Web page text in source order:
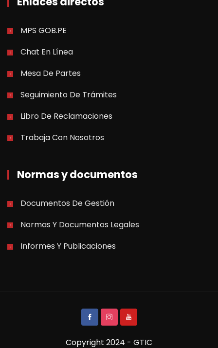
MPS GOB.PE
Chat En Línea
Mesa De Partes
Seguimiento De Trámites
Libro De Reclamaciones
Trabaja Con Nosotros
Normas y documentos
Documentos De Gestión
Normas Y Documentos Legales
Informes Y Publicaciones
Copyright 2024 - GTIC